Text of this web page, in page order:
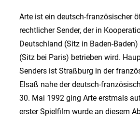
Arte ist ein deutsch-französischer
rechtlicher Sender, der in
Deutschland (Sitz in Baden-
(Sitz bei Paris) betrieben wird.
Senders ist Straßburg in der
Elsaß nahe der deutsch-
30. Mai 1992 ging Arte erstmals
erster Spielfilm wurde an diesem